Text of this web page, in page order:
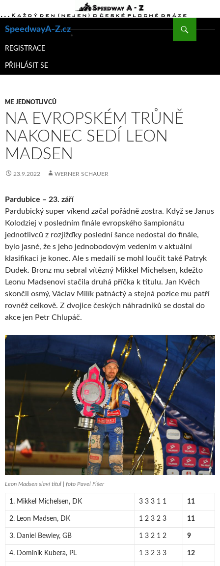
SpeedwayA-Z.cz
K
WEBU
REGISTRACE
PŘIHLÁSIT SE
ME JEDNOTLIVCŮ
NA EVROPSKÉM TRŮNĚ
NAKONEC SEDÍ LEON
MADSEN
23.9.2022 WERNER SCHAUER
Pardubice – 23. září
Pardubický super víkend začal pořádně zostra. Když se Janus
Kolodziej v posledním finále evropského šampionátu
jednotlivců z rozjížďky poslední šance nedostal do finále,
bylo jasné, že s jeho jednobodovým vedením v aktuální
klasifikaci je konec. Ale s medailí se mohl loučit také Patryk
Dudek. Bronz mu sebral vítězný Mikkel Michelsen, kdežto
Leonu Madsenovi stačila druhá příčka k titulu. Jan Kvěch
skončil osmý, Václav Milík patnáctý a stejná pozice mu patří
rovněž celkově. Z dvojice českých náhradníků se dostal do
akce jen Petr Chlupáč.
Leon Madsen slaví titul | foto Pavel Fišer
1. Mikkel Michelsen, DK 3 3 3 1 1 11
2. Leon Madsen, DK 1 2 3 2 3 11
3. Daniel Bewley, GB 1 3 2 1 2 9
4. Dominik Kubera, PL 1 3 2 3 3 12